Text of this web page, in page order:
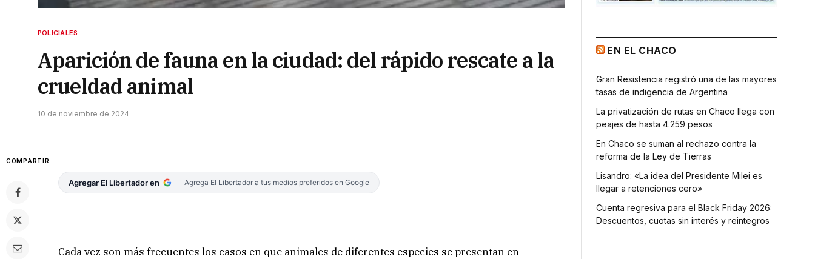
POLICIALES
Aparición de fauna en la ciudad: del rápido rescate a la
crueldad animal
10 de noviembre de 2024
COMPARTIR
Agregar El Libertador en Agrega El Libertador a tus medios preferidos en Google
Cada vez son más frecuentes los casos en que animales de diferentes especies se presentan en
EN EL CHACO
Gran Resistencia registró una de las mayores
tasas de indigencia de Argentina
La privatización de rutas en Chaco llega con
peajes de hasta 4.259 pesos
En Chaco se suman al rechazo contra la
reforma de la Ley de Tierras
Lisandro: «La idea del Presidente Milei es
llegar a retenciones cero»
Cuenta regresiva para el Black Friday 2026:
Descuentos, cuotas sin interés y reintegros